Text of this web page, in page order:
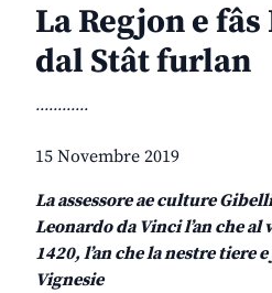
La Regjon e
dal Stât furlan
............
15 Novembre 2019
La assessore ae culture
Leonardo da Vinci l’an che
1420, l’an che la nestre tiere
Vignesie